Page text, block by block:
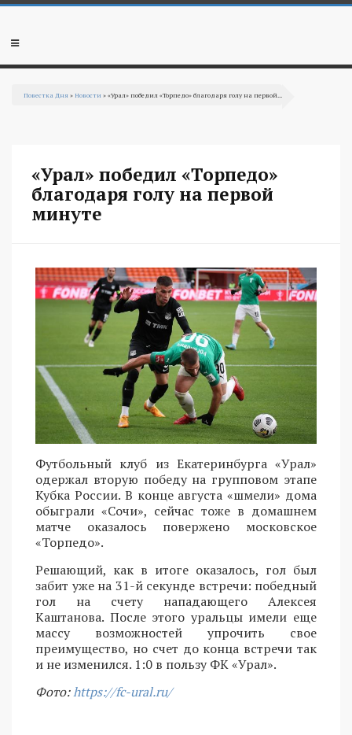
Перейти к основному содержанию
Мобильное
Повестка Дня »Новости » «Урал» победил «Торпедо» благодаря голу на первой...
«Урал» победил «Торпедо»
благодаря голу на первой
минуте
Футбольный клуб из Екатеринбурга «Урал»
одержал вторую победу на групповом этапе
Кубка России. В конце августа «шмели» дома
обыграли «Сочи», сейчас тоже в домашнем
матче оказалось повержено московское
«Торпедо».
Решающий, как в итоге оказалось, гол был
забит уже на 31-й секунде встречи: победный
гол на счету нападающего Алексея
Каштанова. После этого уральцы имели еще
массу возможностей упрочить свое
преимущество, но счет до конца встречи так
и не изменился. 1:0 в пользу ФК «Урал».
Фото:https://fc-ural.ru/